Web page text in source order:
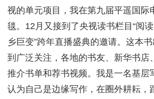
视的单元项目，我在第九届平遥国际
毯。12月又接到了央视读书栏目“阅
乡巨变”跨年直播盛典的邀请。这本
到广泛关注，各地的书友、新华书店
推介书单和荐书视频。我是一名基层
认为自己是边缘写作，在圈外耕耘，